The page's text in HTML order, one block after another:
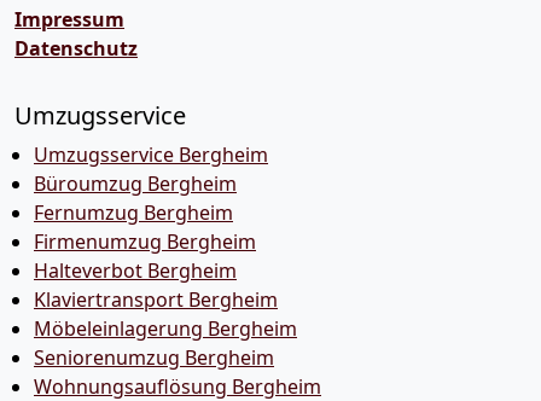
Impressum
Datenschutz
Umzugsservice
Umzugsservice Bergheim
Büroumzug Bergheim
Fernumzug Bergheim
Firmenumzug Bergheim
Halteverbot Bergheim
Klaviertransport Bergheim
Möbeleinlagerung Bergheim
Seniorenumzug Bergheim
Wohnungsauflösung Bergheim